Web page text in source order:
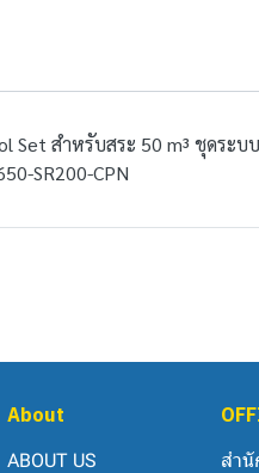
Set สำหรับสระ 50 m³ ชุดร
SR200-CPN
About
ABOUT US
สำ